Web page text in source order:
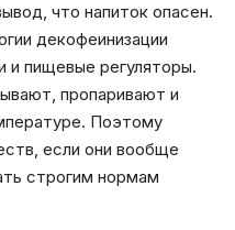
что напиток опасен.
декофеинизации
и пищевые регуляторы.
пропаривают и
Поэтому
если они вообще
строгим нормам